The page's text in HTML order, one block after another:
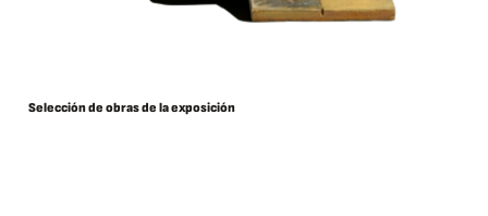
Selección de obras de la exposición